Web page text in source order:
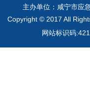
主办单位：咸宁市
Copyright © 2017 All
网站标识码